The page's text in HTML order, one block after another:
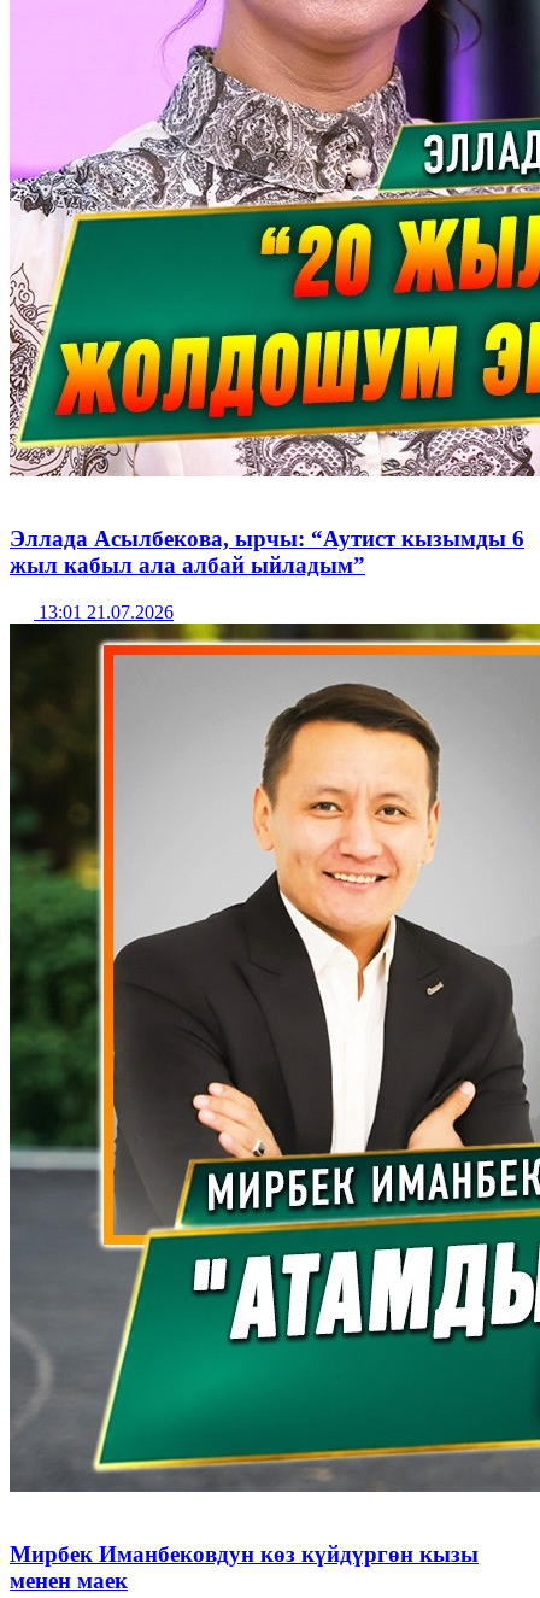
Эллада Асылбекова, ырчы: “Аутист кызымды 6
жыл кабыл ала албай ыйладым”
13:01 21.07.2026
Мирбек Иманбековдун көз күйдүргөн кызы
менен маек